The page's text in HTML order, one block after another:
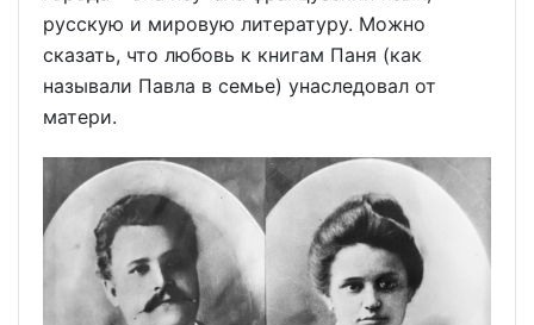
русскую и мировую литературу. Можно
сказать, что любовь к книгам Паня (как
называли Павла в семье) унаследовал от
матери.